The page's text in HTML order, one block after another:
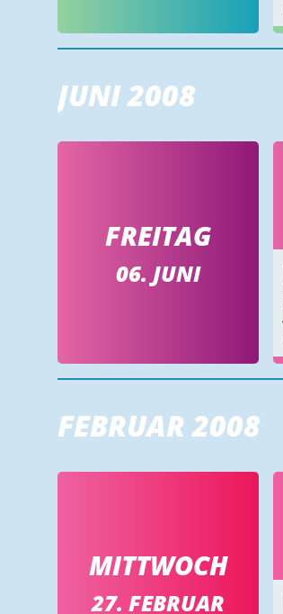
JUNI 2008
FREITAG
06. JUNI
FEBRUAR 2008
MITTWOCH
27. FEBRUAR